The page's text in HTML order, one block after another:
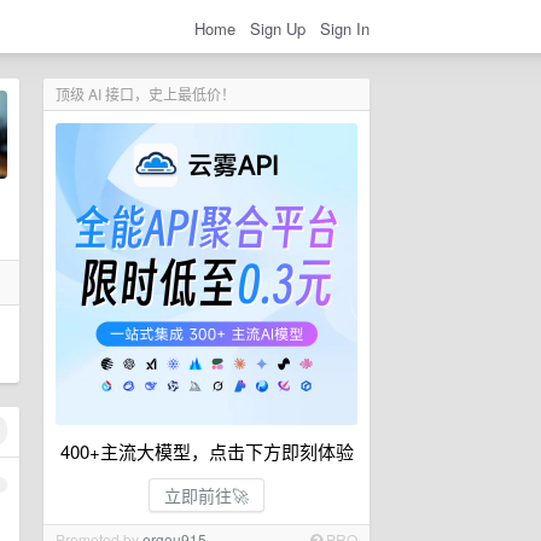
Home Sign Up Sign In
顶级 AI 接口，史上最低价！
400+主流大模型，点击下方即刻体验
立即前往🚀